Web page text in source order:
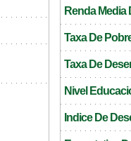
Renda Media
Taxa De
Taxa De
Nivel
Indice De